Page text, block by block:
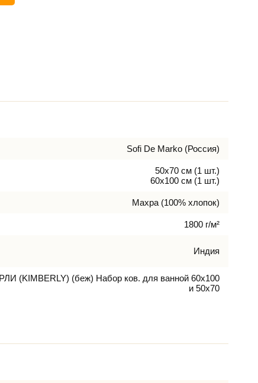
Sofi De Marko (Россия)
50х70 см (1 шт.)
60х100 см (1 шт.)
Махра (100% хлопок)
1800 г/м²
Индия
(KIMBERLY) (беж) Набор ков. для ванной 60х100
и 50х70